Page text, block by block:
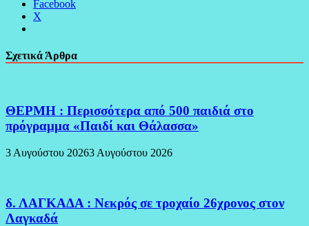
Facebook
X
Σχετικά Άρθρα
ΘΕΡΜΗ : Περισσότερα από 500 παιδιά στο
πρόγραμμα «Παιδί και Θάλασσα»
3 Αυγούστου 20263 Αυγούστου 2026
δ. ΛΑΓΚΑΔΑ : Νεκρός σε τροχαίο 26χρονος στον
Λαγκαδά